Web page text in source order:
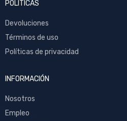
POLITICAS
Devoluciones
Términos de uso
Políticas de privacidad
INFORMACIÓN
Nosotros
Empleo